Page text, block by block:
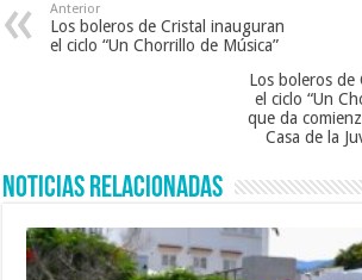
Anterior
Los boleros de Cristal inauguran
el ciclo “Un Chorrillo de Música”
Los boleros de
el ciclo “Un
que da
Casa de la
Noticias Relacionadas